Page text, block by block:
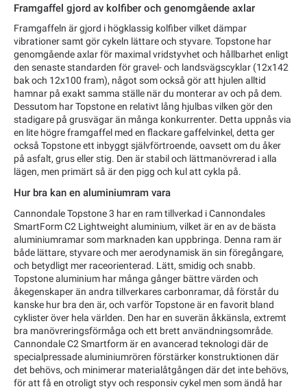
Framgaffel gjord av kolfiber och genomgående axlar
Framgaffeln är gjord i högklassig kolfiber vilket dämpar
vibrationer samt gör cykeln lättare och styvare. Topstone har
genomgående axlar för maximal vridstyvhet och hållbarhet enligt
den senaste standarden för gravel- och landsvägscyklar (12x142
bak och 12x100 fram), något som också gör att hjulen alltid
hamnar på exakt samma ställe när du monterar av och på dem.
Dessutom har Topstone en relativt lång hjulbas vilken gör den
stadigare på grusvägar än många konkurrenter. Detta uppnås via
en lite högre framgaffel med en flackare gaffelvinkel, detta ger
också Topstone ett inbyggt självförtroende, oavsett om du åker
på asfalt, grus eller stig. Den är stabil och lättmanövrerad i alla
lägen, men primärt så är den pigg och kul att cykla på.
Hur bra kan en aluminiumram vara
Cannondale Topstone 3 har en ram tillverkad i Cannondales
SmartForm C2 Lightweight aluminium, vilket är en av de bästa
aluminiumramar som marknaden kan uppbringa. Denna ram är
både lättare, styvare och mer aerodynamisk än sin föregångare,
och betydligt mer raceorienterad. Lätt, smidig och snabb.
Topstone aluminium har många gånger bättre värden och
åkegenskaper än andra tillverkares carbonramar, då förstår du
kanske hur bra den är, och varför Topstone är en favorit bland
cyklister över hela världen. Den har en suverän åkkänsla, extremt
bra manövreringsförmåga och ett brett användningsområde.
Cannondale C2 Smartform är en avancerad teknologi där de
specialpressade aluminiumrören förstärker konstruktionen där
det behövs, och minimerar materialåtgången där det inte behövs,
för att få en otroligt styv och responsiv cykel men som ändå har